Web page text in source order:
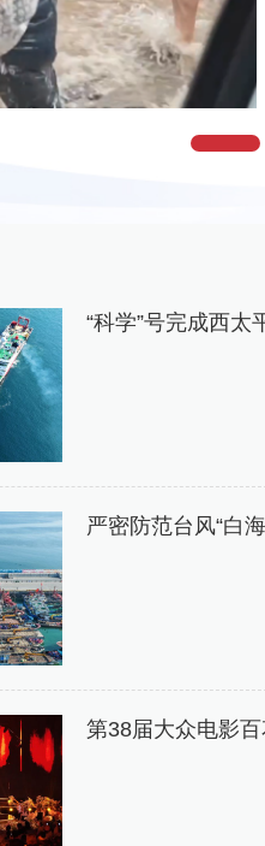
“科学”号完成西太
严密防范台风“白
第38届大众电影